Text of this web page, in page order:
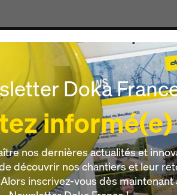
Digital Actualités
Doka
informé(e)
nos dernières actualités et
découvrir nos chantiers et leur
inscrivez-vous dès maintenant